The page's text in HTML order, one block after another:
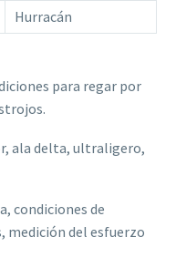
Hurracán
para regar por
ala delta, ultraligero,
condiciones de
medición del esfuerzo